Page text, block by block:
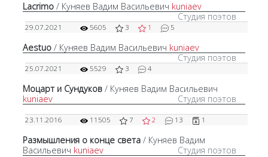
Lacrimo / Куняев Вадим Васильевич kuniaev
Студия поэтов
29.07.2021 5605 3 1 5
Aestuo / Куняев Вадим Васильевич kuniaev
Студия поэтов
25.07.2021 5529 3 4
Моцарт и Сундуков / Куняев Вадим Васильевич
kuniaev
Студия поэтов
23.11.2016 11505 7 2 13 1
Размышления о конце света / Куняев Вадим
Васильевич kuniaev Студия поэтов